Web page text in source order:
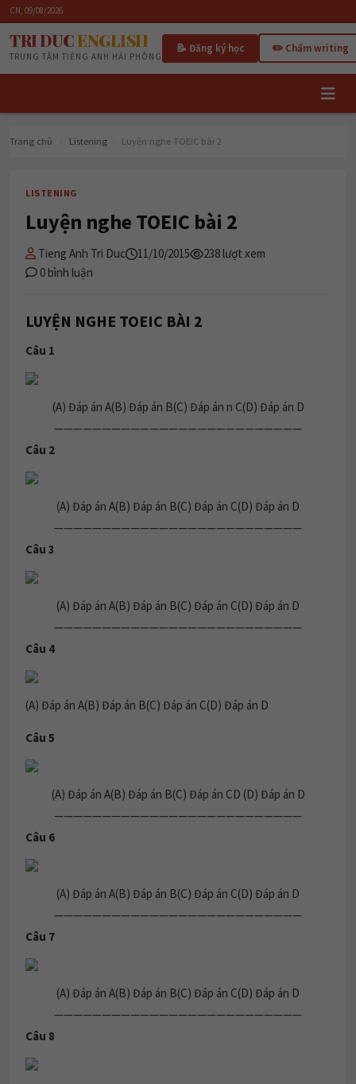
CN, 09/08/2026
TRI DUCENGLISH
TRUNG TÂM TIẾNG ANH HẢI PHÒNG
📝 Đăng ký học ✏️ Chấm writing
Trang chủ Listening Luyện nghe TOEIC bài 2
LISTENING
Luyện nghe TOEIC bài 2
Tieng Anh Tri Duc 11/10/2015
238 lượt xem
0 bình luận
LUYỆN NGHE TOEIC BÀI 2
Câu 1
(A) Đáp án A(B) Đáp án B(C) Đáp án n C(D) Đáp án D
——————————————————————————
Câu 2
(A) Đáp án A(B) Đáp án B(C) Đáp án C(D) Đáp án D
——————————————————————————
Câu 3
(A) Đáp án A(B) Đáp án B(C) Đáp án C(D) Đáp án D
——————————————————————————
Câu 4
(A) Đáp án A(B) Đáp án B(C) Đáp án C(D) Đáp án D
Câu 5
(A) Đáp án A(B) Đáp án B(C) Đáp án CD (D) Đáp án D
——————————————————————————
Câu 6
(A) Đáp án A(B) Đáp án B(C) Đáp án C(D) Đáp án D
——————————————————————————
Câu 7
(A) Đáp án A(B) Đáp án B(C) Đáp án C(D) Đáp án D
——————————————————————————
Câu 8